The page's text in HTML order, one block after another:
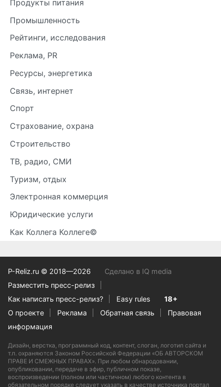
Продукты питания
Промышленность
Рейтинги, исследования
Реклама, PR
Ресурсы, энергетика
Связь, интернет
Спорт
Страхование, охрана
Строительство
ТВ, радио, СМИ
Туризм, отдых
Электронная коммерция
Юридические услуги
Как Коллега Коллеге©
P-Reliz.ru © 2018—2026
Сделано в IQ media
Разместить пресс-релиз
Как написать пресс-релиз?
Easy rules
18+
О проекте
Реклама Обратная связь
Правовая
информация
Дизайн, верстка, программный код, контент, слоган, логотип сайта и
т.п. охраняются Законом Российской Федерации «ОБ АВТОРСКОМ
ПРАВЕ И СМЕЖНЫХ ПРАВАХ». При любом обнародовании,
опубликовании, передаче в эфир, публичном показе,
воспроизведении (полном или частичном) любого контента в
обязательном порядке следует указать в качестве источника портал